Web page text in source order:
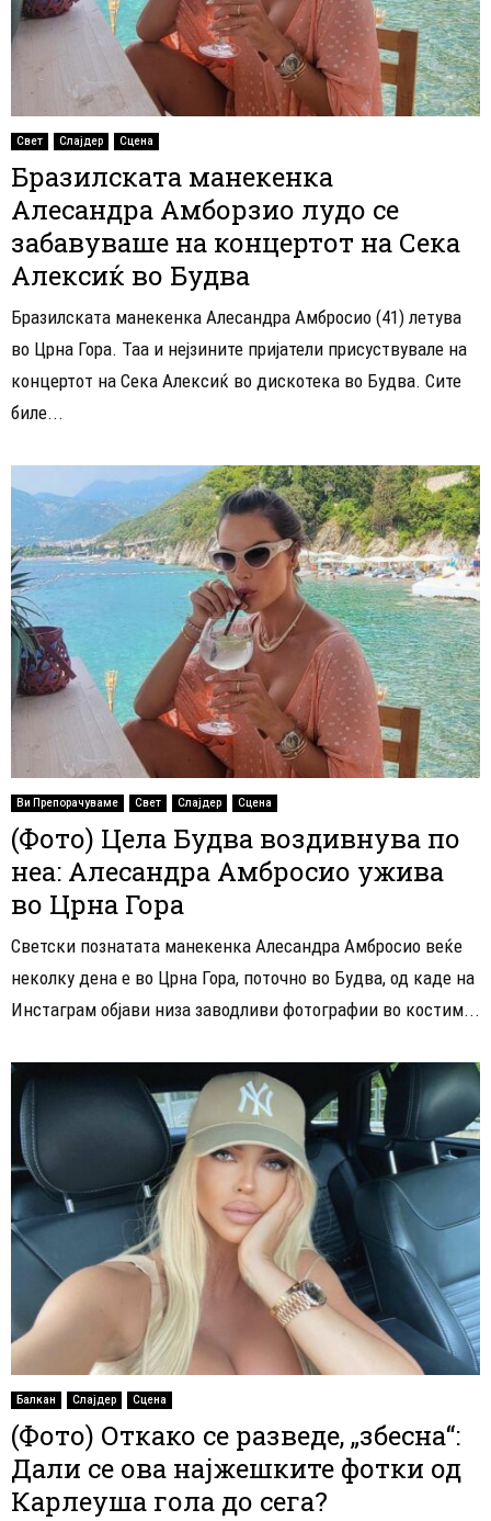
Свет Слајдер Сцена
Бразилската манекенка
Алесандра Амборзио лудо се
забавуваше на концертот на Сека
Алексиќ во Будва
Бразилската манекенка Алесандра Амбросио (41) летува
во Црна Гора. Таа и нејзините пријатели присуствувале на
концертот на Сека Алексиќ во дискотека во Будва. Сите
биле...
Ви Препорачуваме Свет Слајдер Сцена
(Фото) Цела Будва воздивнува по
неа: Алесандра Амбросио ужива
во Црна Гора
Светски познатата манекенка Алесандра Амбросио веќе
неколку дена е во Црна Гора, поточно во Будва, од каде на
Инстаграм објави низа заводливи фотографии во костим...
Балкан Слајдер Сцена
(Фото) Откако се разведе, „збесна“:
Дали се ова најжешките фотки од
Карлеуша гола до сега?